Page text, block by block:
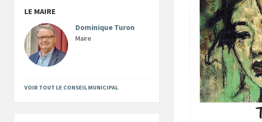
LE MAIRE
Dominique Turon
Maire
VOIR TOUT LE CONSEIL MUNICIPAL